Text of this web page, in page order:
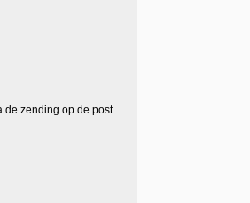
de zending op de post